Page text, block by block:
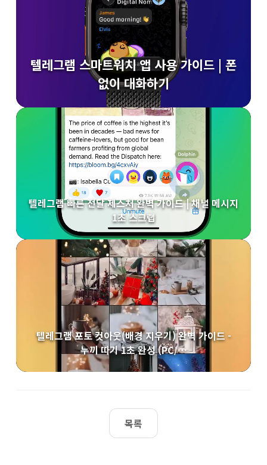
텔레그램 스마트워치 앱 사용 가이드 | 폰
없이 대화하기
텔레그램 빠른 전달 제스처 완벽 가이드 | 채널 메시지
1초 스크랩
텔레그램 포토 컷아웃(배경 지우기) 완벽 가이드 -
누끼 따기 1초 완성 (PC/…
목록